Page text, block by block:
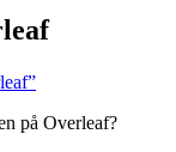
på Overleaf?